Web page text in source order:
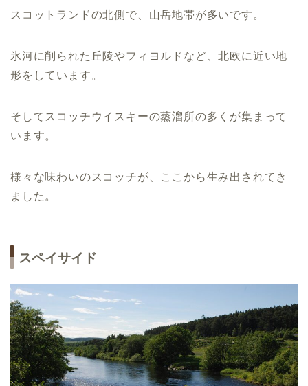
スコットランドの北側で、山岳地帯が多いです。
氷河に削られた丘陵やフィヨルドなど、北欧に近い地
形をしています。
そしてスコッチウイスキーの蒸溜所の多くが集まって
います。
様々な味わいのスコッチが、ここから生み出されてき
ました。
スペイサイド